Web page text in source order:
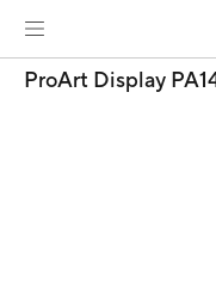
ProArt Display